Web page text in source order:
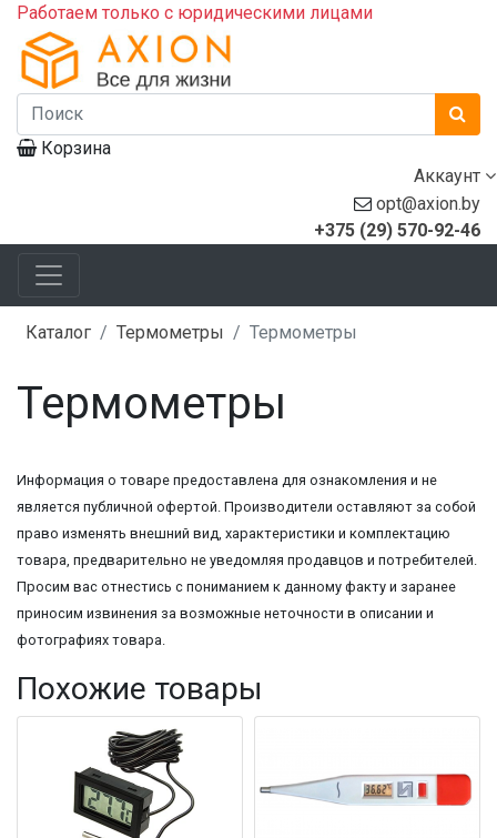
Работаем только с юридическими лицами
Корзина
Аккаунт
opt@axion.by
+375 (29) 570-92-46
Каталог Термометры Термометры
Термометры
Информация о товаре предоставлена для ознакомления и не
является публичной офертой. Производители оставляют за собой
право изменять внешний вид, характеристики и комплектацию
товара, предварительно не уведомляя продавцов и потребителей.
Просим вас отнестись с пониманием к данному факту и заранее
приносим извинения за возможные неточности в описании и
фотографиях товара.
Похожие товары